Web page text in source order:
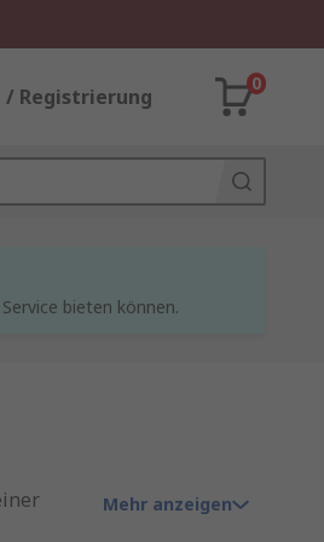
/ Registrierung
0
bieten können.
Mehr anzeigen